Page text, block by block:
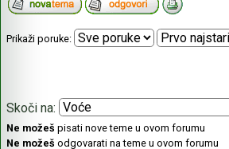
Prikaži poruke:
Skoči na:
Ne možeš pisati nove teme u ovom forumu
Ne možeš odgovarati na teme u ovom forumu